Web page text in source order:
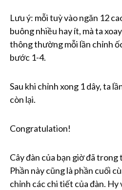
Lưu ý: mỗi tuỳ vào ngăn 12
buông nhiều hay ít, mà ta
thông thường mỗi lần chỉnh
bước 1-4.
Sau khi chỉnh xong 1 dây, ta
còn lại.
Congratulation!
Cây đàn của bạn giờ đã
Phần này cũng là phần cuối
chỉnh các chi tiết của đàn. Hy